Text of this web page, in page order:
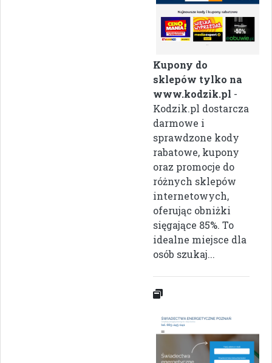
Kupony do
sklepów tylko na
www.kodzik.pl -
Kodzik.pl dostarcza
darmowe i
sprawdzone kody
rabatowe, kupony
oraz promocje do
różnych sklepów
internetowych,
oferując obniżki
sięgające 85%. To
idealne miejsce dla
osób szukaj...